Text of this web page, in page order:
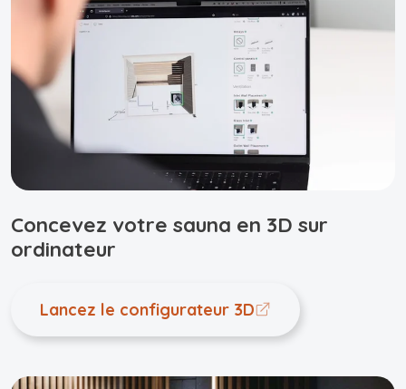
Concevez votre sauna en 3D sur
ordinateur
Lancez le configurateur 3D